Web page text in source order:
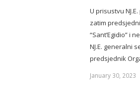
U prisustvu
zatim
“Sant’Egidio” i
NJ.E. generalni
predsjednik
January 30, 2023